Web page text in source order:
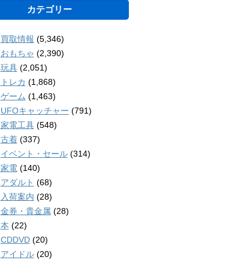
カテゴリー
買取情報 (5,346)
おもちゃ (2,390)
玩具(2,051)
トレカ (1,868)
ゲーム (1,463)
UFOキャッチャー (791)
家電工具(548)
古着(337)
イベント・セール(314)
家電(140)
アダルト (68)
入荷案内 (28)
金券・貴金属 (28)
本 (22)
CDDVD(20)
アイドル(20)